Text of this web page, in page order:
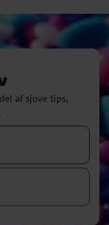
af sjove tips,